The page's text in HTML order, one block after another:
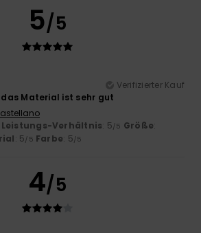
5/5
Verifizierter Kauf
Material ist sehr gut
Verhältnis: 5/5 Größe:
: 5/5 Farbe: 5/5
4/5